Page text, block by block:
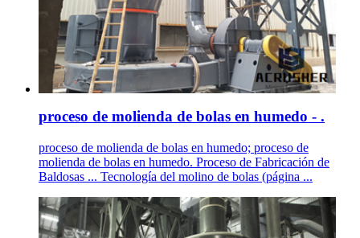
proceso de molienda de bolas en humedo - .
proceso de molienda de bolas en humedo; proceso de
molienda de bolas en humedo. Proceso de Fabricación de
Baldosas ... Tecnología del molino de bolas (página ...